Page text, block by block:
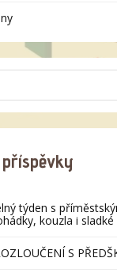
týden s
kouzla i
S